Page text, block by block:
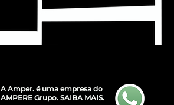
A Amper. é uma empresa do
AMPERE Grupo. SAIBA MAIS.